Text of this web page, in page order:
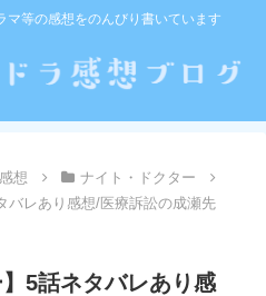
マ等の感想をのんびり書いています
想
ナイト・ドクター
バレあり感想/医療訴訟の成瀬先
】5話ネタバレあり感